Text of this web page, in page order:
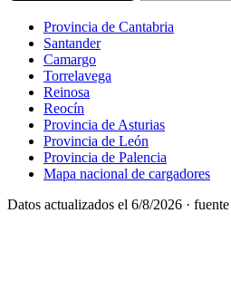
Provincia de Cantabria
Santander
Camargo
Torrelavega
Reinosa
Reocín
Provincia de Asturias
Provincia de León
Provincia de Palencia
Mapa nacional de cargadores
Datos actualizados el 6/8/2026 ·